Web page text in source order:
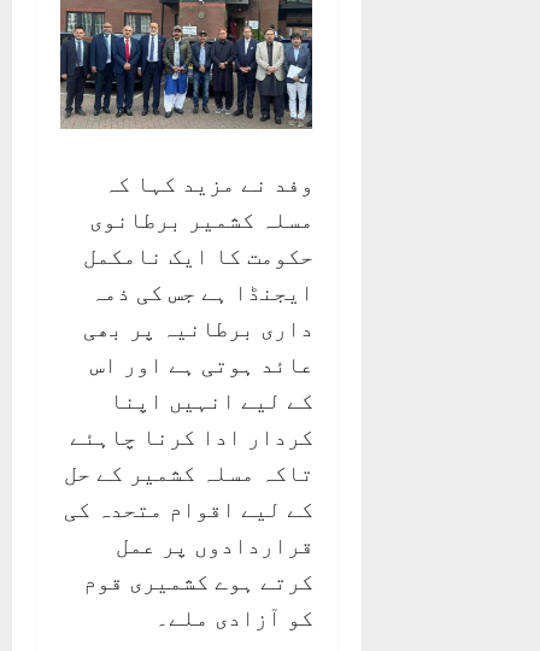
وفد نے مزید کہا کہ
مسلہ کشمیر برطانوی
حکومت کا ایک نامکمل
ایجنڈا ہے جس کی ذمہ
داری برطانیہ پر بھی
عائد ہوتی ہے اور اس
کے لیے انہیں اپنا
کردار ادا کرنا چاہئے
تاکہ مسلہ کشمیر کے حل
کے لیے اقوام متحدہ کی
قراردادوں پر عمل
کرتے ہوے کشمیری قوم
کو آزادی ملے۔